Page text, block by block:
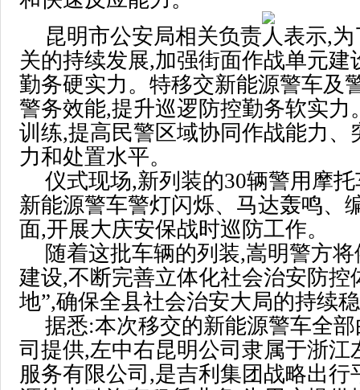
昆明市公安局相关负责人表示,
关的持续发展,加强街面作战单元建
勤务硬实力。特移交新能源警车及
警务效能,提升巡逻防控勤务软实力
训练,提高民警区域协同作战能力、
力和处置水平。
仪式现场,新列装的30辆警用摩
新能源警车警灯闪烁、马达轰鸣、
面,开展大庆安保战时巡防工作。
随着这批车辆的列装,嵩明警方
建设,不断完善立体化社会治安防控
地”,确保全县社会治安大局的持续
据悉:本次移交的新能源警车全
司提供,左中右昆明公司隶属于浙江
服务有限公司,是吉利集团战略出行